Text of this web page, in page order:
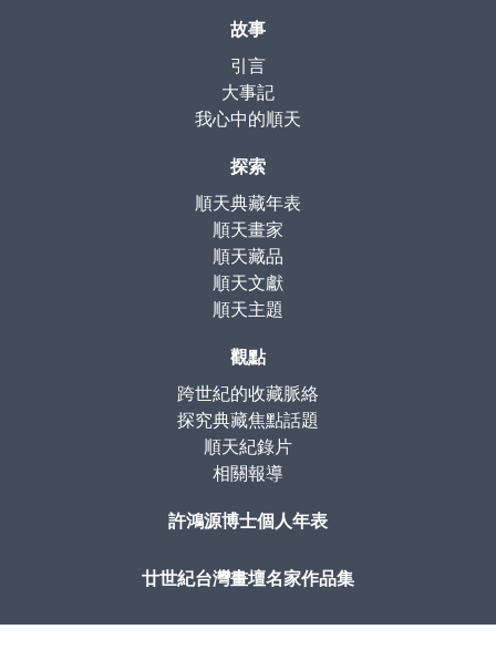
故事
引言
大事記
我心中的順天
探索
順天典藏年表
順天畫家
順天藏品
順天文獻
順天主題
觀點
跨世紀的收藏脈絡
探究典藏焦點話題
順天紀錄片
相關報導
許鴻源博士個人年表
廿世紀台灣畫壇名家作品集